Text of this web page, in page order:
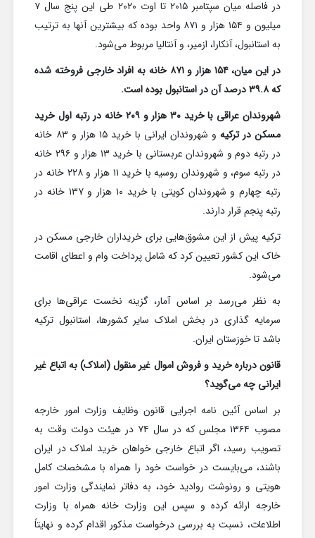
در فاصله میان سپتامبر ۲۰۱۵ تا اوت ۲۰۲۰ طی این پنج سال ۷
میلیون و ۱۵۴ هزار و ۸۷۱ واحد بوده که بیشترین آنها به ترتیب
به استانبول، آنکارا، ازمیر، و آنتالیا مربوط می‌شود.
در این میان، ۱۵۴ هزار و ۸۷۱ خانه به افراد خارجی فروخته شده
که ۳۹.۸ درصد آن در استانبول بوده است.
شهروندان عراقی با خرید ۳۰ هزار و ۲۰۹ خانه در رتبه اول خرید
مسکن در ترکیه
و شهروندان ایرانی با خرید ۱۵ هزار و ۸۳ خانه
در رتبه دوم و شهروندان عربستانی با خرید ۱۳ هزار و ۲۹۶ خانه
در رتبه سوم، و شهروندان روسیه با خرید ۱۱ هزار و ۲۲۸ خانه در
رتبه چهارم و شهروندان کویتی با خرید ۱۰ هزار و ۱۳۷ خانه در
رتبه پنجم قرار دارند.
ترکیه پیش از این مشوق‌هایی برای خریداران خارجی مسکن در
خاک این کشور تعیین کرد که شامل پرداخت وام و اعطای اقامت
می‌شود.
به نظر می‌رسد بر اساس آمار، گزینه نخست عراقی‌ها برای
سرمایه گذاری در بخش املاک سایر کشورها، استانبول ترکیه
باشد تا خوزستان ایران.
قانون درباره خرید و فروش اموال غیر منقول (املاک) به اتباع غیر
ایرانی چه می‌گوید؟
بر اساس آئین نامه اجرایی قانون وظایف وزارت امور خارجه
مصوب ۱۳۶۴ مجلس که در سال ۷۴ در هیئت دولت وقت به
تصویب رسید، اگر اتباع خارجی خواهان خرید املاک در ایران
باشند، می‌بایست در خواست خود را همراه با مشخصات کامل
هویتی و رونوشت روادید خود، به دفاتر نمایندگی وزارت امور
خارجه ارائه کرده و سپس این وزارت خانه همراه با وزارت
اطلاعات، نسبت به بررسی درخواست مذکور اقدام کرده و نهایتاً